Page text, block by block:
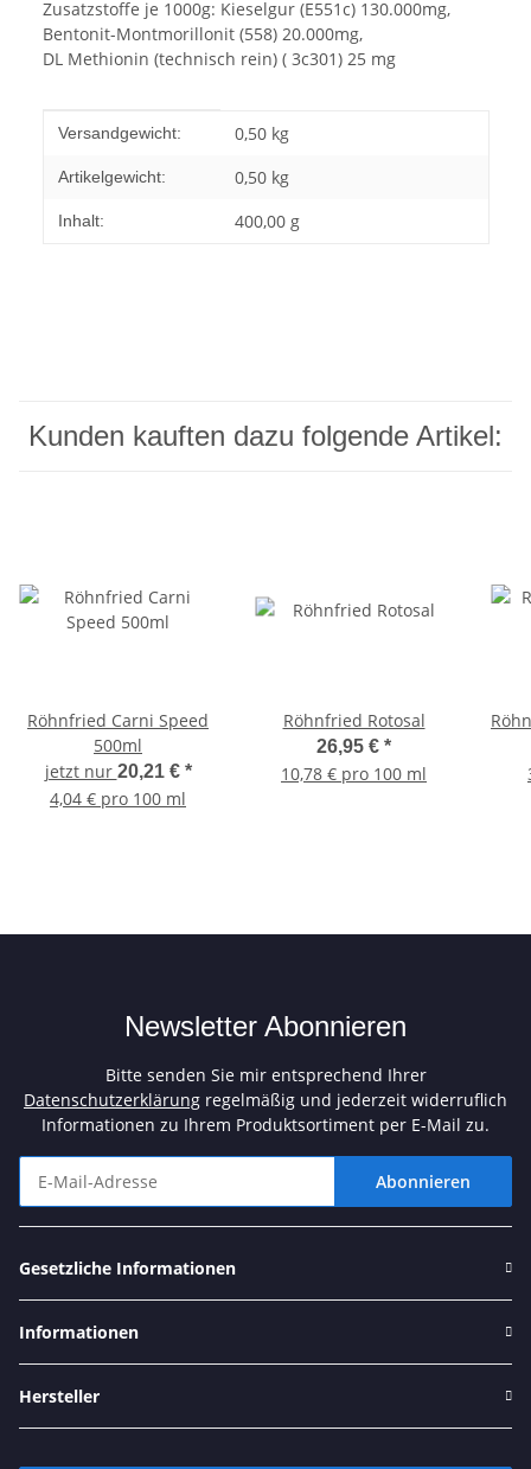
Zusatzstoffe je 1000g: Kieselgur (E551c) 130.000mg,
Bentonit-Montmorillonit (558) 20.000mg,
DL Methionin (technisch rein) ( 3c301) 25 mg
Produkteigenschaft
Wert
Versandgewicht: 0,50 kg
Artikelgewicht: 0,50 kg
Inhalt: 400,00 g
Kunden kauften dazu folgende Artikel:
Röhnfried Carni Speed
500ml
jetzt nur 20,21 € *
4,04 € pro 100 ml
Röhnfried Rotosal
26,95 € *
10,78 € pro 100 ml
Newsletter Abonnieren
Bitte senden Sie mir entsprechend Ihrer
Datenschutzerklärung regelmäßig und jederzeit widerruflich
Informationen zu Ihrem Produktsortiment per E-Mail zu.
Abonnieren
Gesetzliche Informationen
Informationen
Hersteller